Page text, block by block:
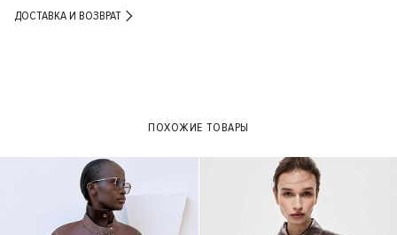
ДОСТАВКА И ВОЗВРАТ
ПОХОЖИЕ ТОВАРЫ